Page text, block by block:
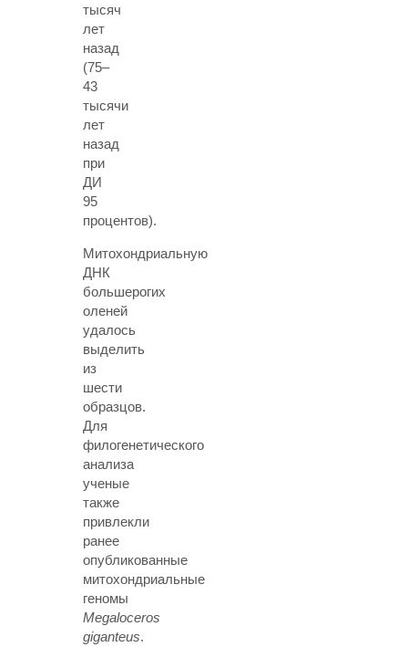
тысяч
лет
назад
(75–
43
тысячи
лет
назад
при
ДИ
95
процентов).
Митохондриальную
ДНК
большерогих
оленей
удалось
выделить
из
шести
образцов.
Для
филогенетического
анализа
ученые
также
привлекли
ранее
опубликованные
митохондриальные
геномы
Megaloceros
giganteus.